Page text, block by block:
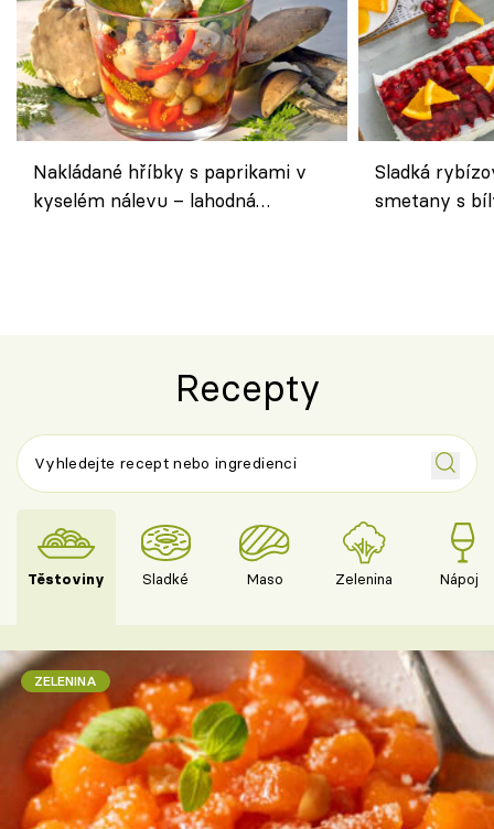
Nakládané hříbky s paprikami v
kyselém nálevu – lahodná
Sladká
smetany s
Recepty
Těstoviny Sladké Maso Zelenina Nápoje
ZELENINA